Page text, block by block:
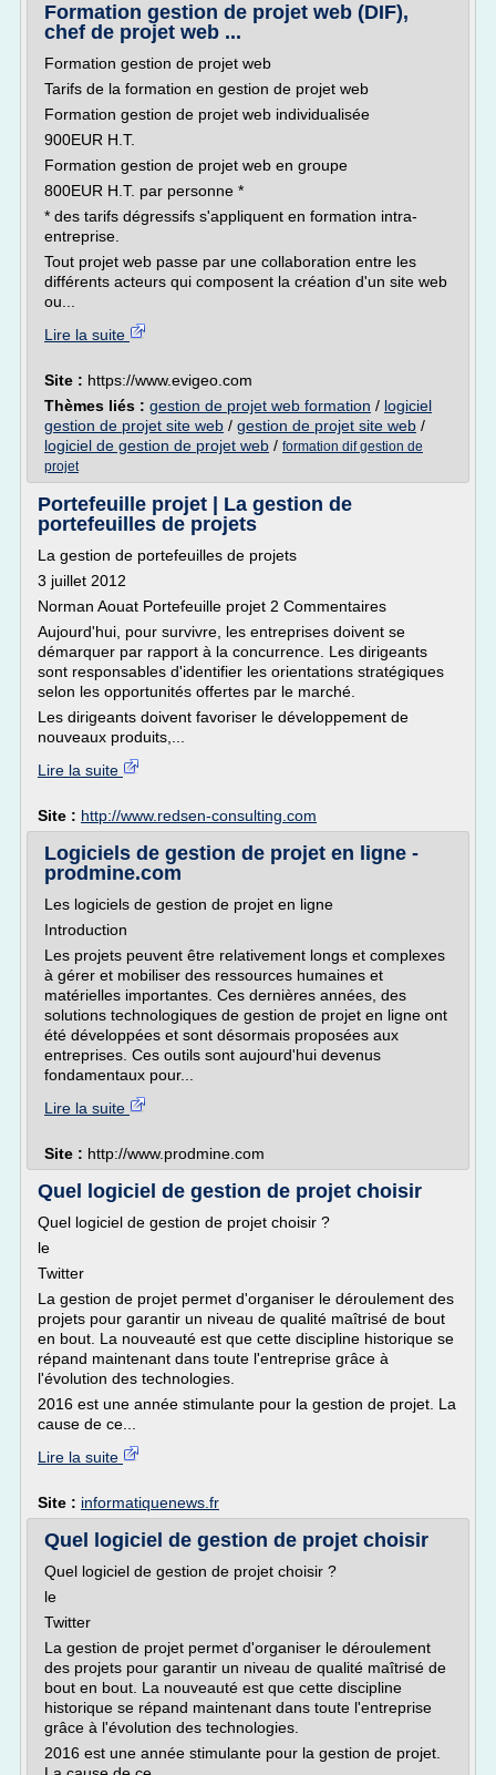
Formation gestion de projet web (DIF),
chef de projet web ...
Formation gestion de projet web
Tarifs de la formation en gestion de projet web
Formation gestion de projet web individualisée
900EUR H.T.
Formation gestion de projet web en groupe
800EUR H.T. par personne *
* des tarifs dégressifs s'appliquent en formation intra-
entreprise.
Tout projet web passe par une collaboration entre les
différents acteurs qui composent la création d'un site web
ou...
Lire la suite
Site : https://www.evigeo.com
Thèmes liés : gestion de projet web formation / logiciel
gestion de projet site web / gestion de projet site web /
logiciel de gestion de projet web / formation dif gestion de
projet
Portefeuille projet | La gestion de
portefeuilles de projets
La gestion de portefeuilles de projets
3 juillet 2012
Norman Aouat Portefeuille projet 2 Commentaires
Aujourd'hui, pour survivre, les entreprises doivent se
démarquer par rapport à la concurrence. Les dirigeants
sont responsables d'identifier les orientations stratégiques
selon les opportunités offertes par le marché.
Les dirigeants doivent favoriser le développement de
nouveaux produits,...
Lire la suite
Site : http://www.redsen-consulting.com
Logiciels de gestion de projet en ligne -
prodmine.com
Les logiciels de gestion de projet en ligne
Introduction
Les projets peuvent être relativement longs et complexes
à gérer et mobiliser des ressources humaines et
matérielles importantes. Ces dernières années, des
solutions technologiques de gestion de projet en ligne ont
été développées et sont désormais proposées aux
entreprises. Ces outils sont aujourd'hui devenus
fondamentaux pour...
Lire la suite
Site : http://www.prodmine.com
Quel logiciel de gestion de projet choisir
Quel logiciel de gestion de projet choisir ?
le
Twitter
La gestion de projet permet d'organiser le déroulement des
projets pour garantir un niveau de qualité maîtrisé de bout
en bout. La nouveauté est que cette discipline historique se
répand maintenant dans toute l'entreprise grâce à
l'évolution des technologies.
2016 est une année stimulante pour la gestion de projet. La
cause de ce...
Lire la suite
Site : informatiquenews.fr
Quel logiciel de gestion de projet choisir
Quel logiciel de gestion de projet choisir ?
le
Twitter
La gestion de projet permet d'organiser le déroulement
des projets pour garantir un niveau de qualité maîtrisé de
bout en bout. La nouveauté est que cette discipline
historique se répand maintenant dans toute l'entreprise
grâce à l'évolution des technologies.
2016 est une année stimulante pour la gestion de projet.